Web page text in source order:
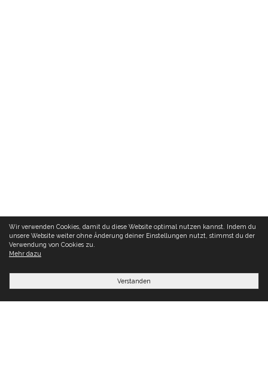
Verstanden
Wir verwenden Cookies, damit du diese Website optimal nutzen kannst. Indem du
unsere Website weiter ohne Änderung deiner Einstellungen nutzt, stimmst du der
Verwendung von Cookies zu.
Mehr dazu